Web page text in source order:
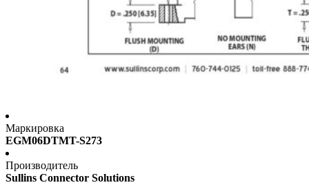
Маркировка
EGM06DTMT-S273
Производитель
Sullins Connector Solutions